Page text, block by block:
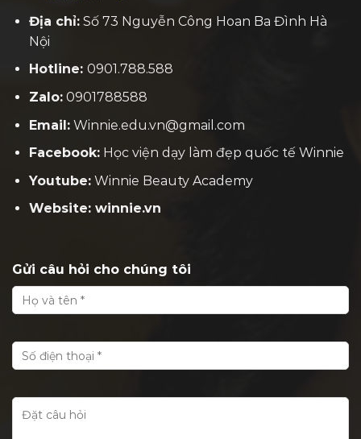
Địa chỉ:Số 73 Nguyễn Công Hoan Ba Đình Hà
Nội
Hotline: 0901.788.588
Zalo:0901788588
Email:Winnie.edu.vn@gmail.com
Facebook:Học viện dạy làm đẹp quốc tế Winnie
Youtube:Winnie Beauty Academy
Website: winnie.vn
Gửi câu hỏi cho chúng tôi